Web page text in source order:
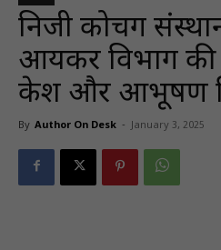
निजी कोचिंग
आयकर विभाग की
केश और आभूषण
By Author On Desk - January 3, 2025